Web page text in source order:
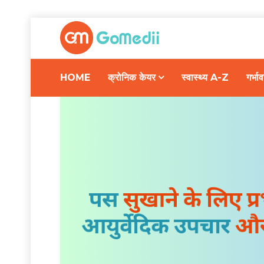
HOME क्रोनिक केयर स्वास्थ्य A-Z